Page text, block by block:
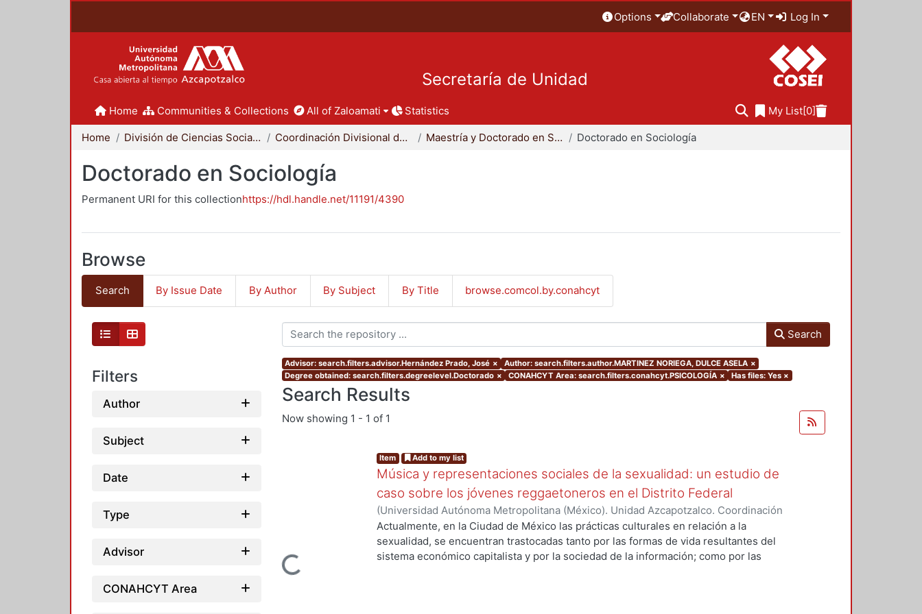
Options Collaborate EN Log In
Secretaría de Unidad
Home Communities & Collections All of Zaloamati Statistics My List[0]
Home División de Ciencias Sociales y Humanidades Coordinación Divisional de Posgrado Maestría y Doctorado en Sociología Doctorado en Sociología
Doctorado en Sociología
Permanent URI for this collectionhttps://hdl.handle.net/11191/4390
Browse
Search By Issue Date By Author By Subject By Title browse.comcol.by.conahcyt
Filters
Author
Subject
Date
Type
Advisor
CONAHCYT Area
Search
Advisor: search.filters.advisor.Hernández Prado, José × Author: search.filters.author.MARTINEZ NORIEGA, DULCE ASELA ×
Degree obtained: search.filters.degreelevel.Doctorado × CONAHCYT Area: search.filters.conahcyt.PSICOLOGÍA × Has files: Yes ×
Search Results
Now showing 1 - 1 of 1
Loading...
Item Add to my list
Música y representaciones sociales de la sexualidad: un estudio de
caso sobre los jóvenes reggaetoneros en el Distrito Federal
(Universidad Autónoma Metropolitana (México). Unidad Azcapotzalco. Coordinación
de Servicios de Información., 2013-10)MARTINEZ NORIEGA, DULCE ASELA
Actualmente, en la Ciudad de México las prácticas culturales en relación a la
sexualidad, se encuentran trastocadas tanto por las formas de vida resultantes del
sistema económico capitalista y por la sociedad de la información; como por las